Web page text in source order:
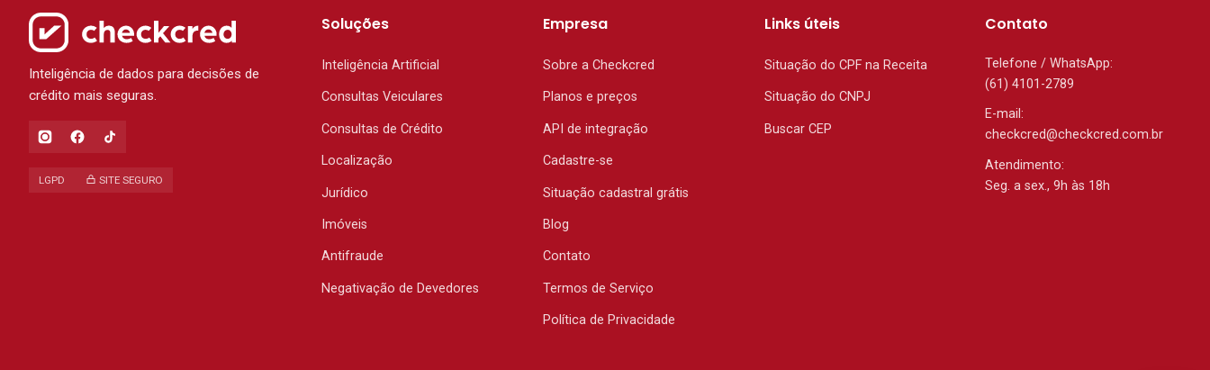
Inteligência de dados para decisões de
crédito mais seguras.
LGPD SITE SEGURO
Soluções
Inteligência Artificial
Consultas Veiculares
Consultas de Crédito
Localização
Jurídico
Imóveis
Antifraude
Negativação de Devedores
Empresa
Sobre a Checkcred
Planos e preços
API de integração
Cadastre-se
Situação cadastral grátis
Blog
Contato
Termos de Serviço
Política de Privacidade
Links úteis
Situação do CPF na Receita
Situação do CNPJ
Buscar CEP
Contato
Telefone / WhatsApp:
(61) 4101-2789
E-mail:
checkcred@checkcred.com.br
Atendimento:
Seg. a sex., 9h às 18h